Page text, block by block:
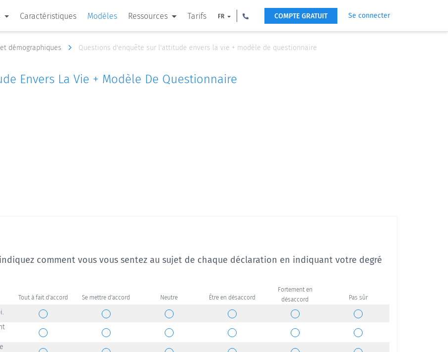
Caractéristiques Modèles Ressources Tarifs FR COMPTE GRATUIT Se connecter
démographiques Questions d'enquête sur l'attitude envers la vie + modèle de questionnaire
Envers La Vie + Modèle De Questionnaire
comment vous vous sentez au sujet de chaque déclaration en indiquant votre degré
Tout à fait d'accord Se mettre d'accord Neutre Être en désaccord
Fortement en
désaccord
Pas sûr